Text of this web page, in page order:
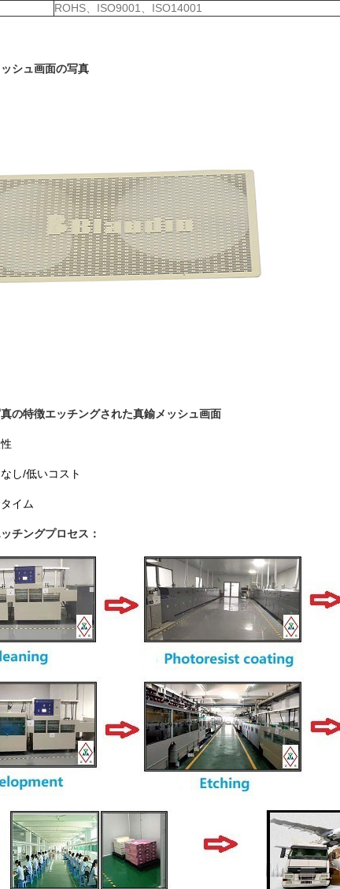
ROHS、ISO9001、ISO14001
シュ画面の写真
の特徴エッチングされた真鍮メッシュ画面
し/低いコスト
イム
チングプロセス：